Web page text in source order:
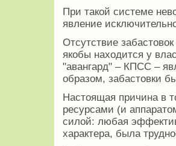
При такой системе
явление
Отсутствие
якобы находится у
"авангард" – КПСС –
образом, забастовки
Настоящая причина в
ресурсами (и
силой: любая
характера, была